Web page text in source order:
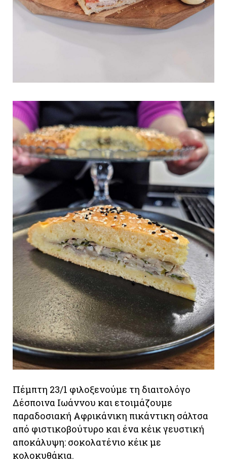
Πέμπτη 23/1 φιλοξενούμε τη διαιτολόγο
Δέσποινα Ιωάννου και ετοιμάζουμε
παραδοσιακή Αφρικάνικη πικάντικη σάλτσα
από φιστικοβούτυρο και ένα κέικ γευστική
αποκάλυψη: σοκολατένιο κέικ με
κολοκυθάκια.